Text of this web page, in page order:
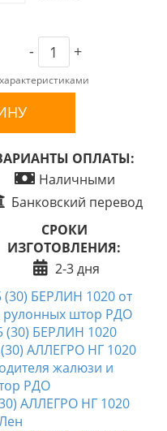
- +
ОПЛАТЫ:
Наличными
Банковский перевод
СРОКИ
ИЗГОТОВЛЕНИЯ:
2-3 дня
БЕРЛИН 1020
АЛЛЕГРО НГ 1020